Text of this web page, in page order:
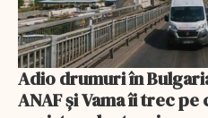
Adio drumuri în
ANAF și Vama îi trec